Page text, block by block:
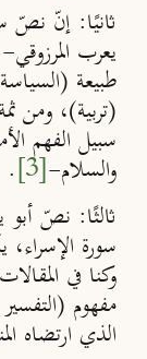
ثانيًا: إنّ نصّ
يعرب
طبيعة (
(تربية)، ومن
سبيل الفهم
والسلام-[3]
.
ثالثًا: نصّ أبو
سورة
وكنا في
مفهوم
الذي ارتضاه